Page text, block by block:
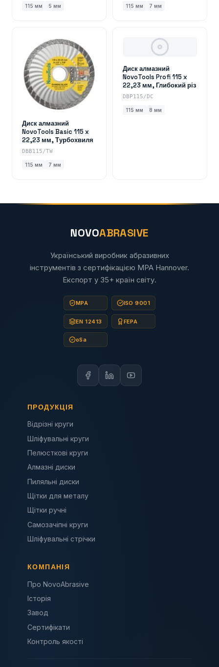
115 мм 5 мм 115 мм 7 мм
Диск алмазний
NovoTools Basic 115 x
22,23 мм, Турбохвиля
DBB115/TW
115 мм 7 мм
Диск алмазний
NovoTools Profi 115 x
22,23 мм, Глибокий різ
DBP115/DC
115 мм 8 мм
NOVOABRASIVE
Український виробник абразивних
інструментів з сертифікацією MPA Hannover.
Експорт у 35+ країн світу.
MPA ISO 9001
EN 12413 FEPA
oSa
ПРОДУКЦІЯ
Відрізні круги
Шліфувальні круги
Пелюсткові круги
Алмазні диски
Пиляльні диски
Щітки для металу
Щітки ручні
Самозачіпні круги
Шліфувальні стрічки
КОМПАНІЯ
Про NovoAbrasive
Історія
Завод
Сертифікати
Контроль якості